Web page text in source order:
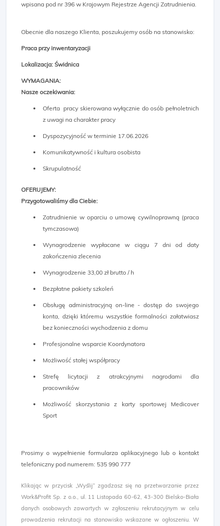
wpisana pod nr 396 w Krajowym Rejestrze Agencji Zatrudnienia.
Obecnie dla naszego Klienta, poszukujemy osób na stanowisko:
Praca przy inwentaryzacji
Lokalizacja: Świdnica​​
WYMAGANIA:
Nasze oczekiwania:
Oferta pracy skierowana wyłącznie do osób pełnoletnich
z uwagi na charakter pracy
Dyspozycyjność w terminie 17.06.2026
Komunikatywność i kultura osobista
Skrupulatność
OFERUJEMY:
Przygotowaliśmy dla Ciebie:
Zatrudnienie w oparciu o umowę cywilnoprawną (praca
tymczasowa)
Wynagrodzenie wypłacane w ciągu 7 dni od daty
zakończenia zlecenia
Wynagrodzenie 33,00 zł brutto / h
Bezpłatne pakiety szkoleń
Obsługę administracyjną on-line - dostęp do swojego
konta, dzięki któremu wszystkie formalności załatwiasz
bez konieczności wychodzenia z domu
Profesjonalne wsparcie Koordynatora
Możliwość stałej współpracy
Strefę licytacji z atrakcyjnymi nagrodami dla
pracowników
Możliwość skorzystania z karty sportowej Medicover
Sport
Prosimy o wypełnienie formularza aplikacyjnego lub o kontakt
telefoniczny pod numerem: 535 990 777​
Klikając w przycisk „Wyślij” zgadzasz się na przetwarzanie przez
Work&Profit Sp. z o.o., ul. 11 Listopada 60-62, 43-300 Bielsko-Biała
danych osobowych zawartych w zgłoszeniu rekrutacyjnym w celu
prowadzenia rekrutacji na stanowisko wskazane w ogłoszeniu. W